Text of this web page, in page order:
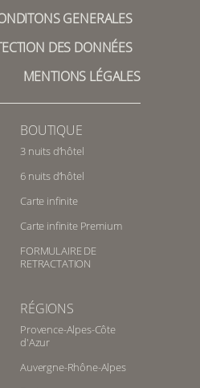
GENERALES
DES DONNÉES
MENTIONS LÉGALES
BOUTIQUE
3 nuits d’hôtel
6 nuits d’hôtel
Carte infinite
Carte infinite Premium
FORMULAIRE DE
RETRACTATION
RÉGIONS
Provence-Alpes-Côte
d'Azur
Auvergne-Rhône-Alpes